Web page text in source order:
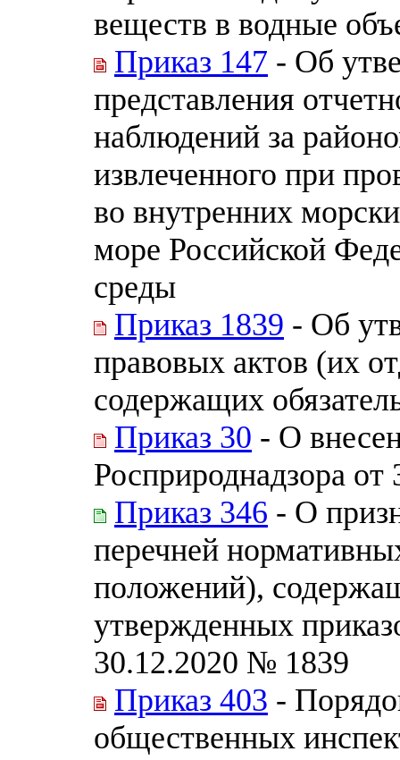
веществ в водные
Приказ 147 - Об
представления
наблюдений за
извлеченного при
во внутренних
море Российской
среды
Приказ 1839 - Об
правовых актов (их
содержащих
Приказ 30 - О
Росприроднадзора
Приказ 346 - О
перечней
положений),
утвержденных
30.12.2020 № 1839
Приказ 403 -
общественных